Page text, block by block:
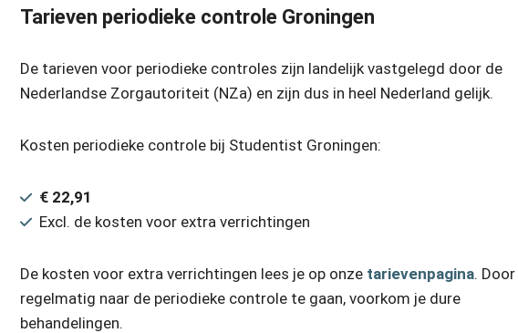
Tarieven periodieke controle Groningen
De tarieven voor periodieke controles zijn landelijk vastgelegd door de
Nederlandse Zorgautoriteit (NZa) en zijn dus in heel Nederland gelijk.
Kosten periodieke controle bij Studentist Groningen:
€ 22,91
Excl. de kosten voor extra verrichtingen
De kosten voor extra verrichtingen lees je op onze tarievenpagina. Door
regelmatig naar de periodieke controle te gaan, voorkom je dure
behandelingen.